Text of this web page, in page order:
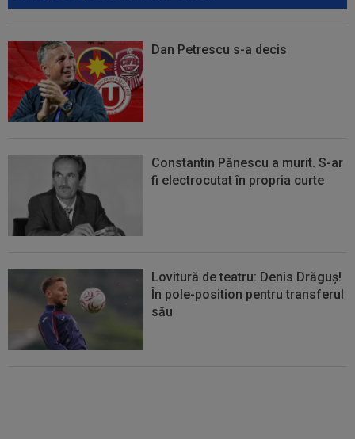
Dan Petrescu s-a decis
Constantin Pănescu a murit. S-ar
fi electrocutat în propria curte
Lovitură de teatru: Denis Drăguș!
În pole-position pentru transferul
său